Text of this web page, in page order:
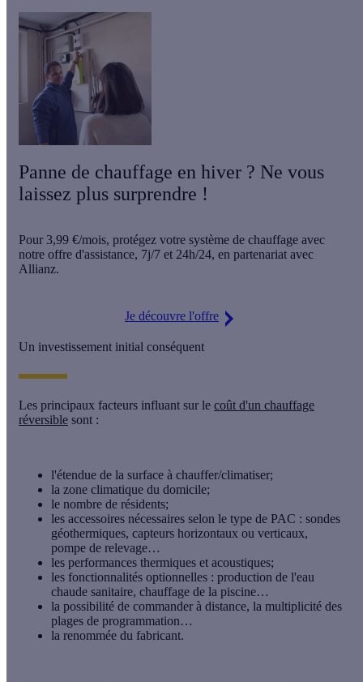
Panne de chauffage en hiver ? Ne vous
laissez plus surprendre !
Pour 3,99 €/mois, protégez votre système de chauffage avec
notre offre d'assistance, 7j/7 et 24h/24, en partenariat avec
Allianz.
Je découvre l'offre
Un investissement initial conséquent
Les principaux facteurs influant sur le coût d'un chauffage
réversible sont :
l'étendue de la surface à chauffer/climatiser;
la zone climatique du domicile;
le nombre de résidents;
les accessoires nécessaires selon le type de PAC : sondes
géothermiques, capteurs horizontaux ou verticaux,
pompe de relevage…
les performances thermiques et acoustiques;
les fonctionnalités optionnelles : production de l'eau
chaude sanitaire, chauffage de la piscine…
la possibilité de commander à distance, la multiplicité des
plages de programmation…
la renommée du fabricant.